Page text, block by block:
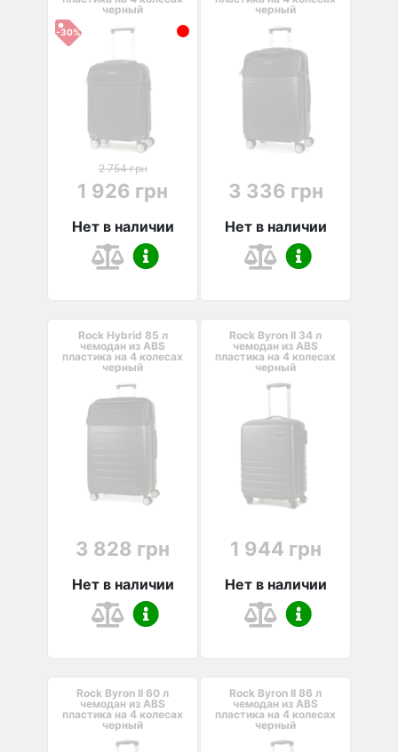
черный
-30%
2 754 грн
1 926 грн
Нет в наличии
черный
3 336 грн
Нет в наличии
Rock Hybrid 85 л
чемодан из ABS
пластика на 4 колесах
черный
3 828 грн
Нет в наличии
Rock Byron II 34 л
чемодан из ABS
пластика на 4 колесах
черный
1 944 грн
Нет в наличии
Rock Byron II 60 л
чемодан из ABS
пластика на 4 колесах
черный
Rock Byron II 86 л
чемодан из ABS
пластика на 4 колесах
черный